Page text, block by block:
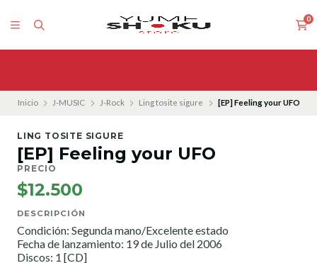
0
Inicio J-MUSIC J-Rock Ling tosite sigure [EP] Feeling your UFO
LING TOSITE SIGURE
[EP] Feeling your UFO
PRECIO
$12.500
DESCRIPCIÓN
Condición: Segunda mano/Excelente estado
Fecha de lanzamiento: 19 de Julio del 2006
Discos: 1 [CD]